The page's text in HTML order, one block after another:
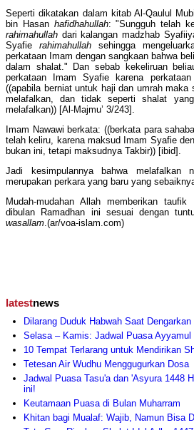
Seperti dikatakan dalam kitab Al-Qaulul
bin Hasan hafidhahullah: "Sungguh telah
rahimahullah dari kalangan madzhab
Syafie rahimahullah sehingga
perkataan Imam dengan sangkaan bahwa
dalam shalat." Dan sebab kekeliruan
perkataan Imam Syafie karena
((apabila berniat untuk haji dan umrah
melafalkan, dan tidak seperti shalat
melafalkan)) [Al-Majmu’ 3/243].
Imam Nawawi berkata: ((berkata para
telah keliru, karena maksud Imam Syafie
bukan ini, tetapi maksudnya Takbir)) [ibid].
Jadi kesimpulannya bahwa melafalkan
merupakan perkara yang baru yang
Mudah-mudahan Allah memberikan
dibulan Ramadhan ini sesuai dengan
wasallam.(ar/voa-islam.com)
latestnews
Dilarang Duduk Habwah Saat
Selasa – Kamis: Jadwal Puasa Ayyamul
10 Tempat Terlarang untuk Mendirikan
Tetesan Air Wudhu Menggugurkan Dosa
Jadwal Puasa Tasu'a dan 'Asyura 1448
ini!
Keutamaan Puasa di Bulan Muharram
Khitan bagi Mualaf: Wajib, Namun Bisa